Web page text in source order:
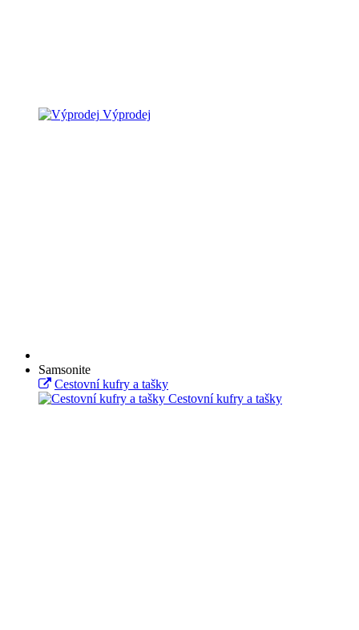
Výprodej
Samsonite
Cestovní kufry a tašky
Cestovní kufry a tašky